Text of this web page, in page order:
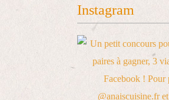
Instagram